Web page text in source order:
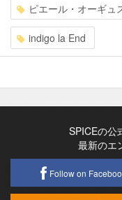
ピエール・オーギュ
indigo la End
SPICEの公
最新のエ
Follow on